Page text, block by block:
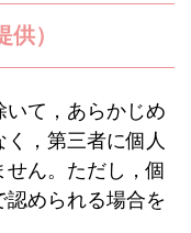
）
て，あらかじめ
，第三者に個人
ん。ただし，個
認められる場合を